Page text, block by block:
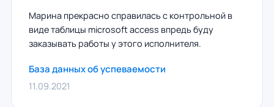
Марина прекрасно справилась с контрольной в
виде таблицы microsoft access впредь буду
заказывать работы у этого исполнителя.
База данных об успеваемости
11.09.2021